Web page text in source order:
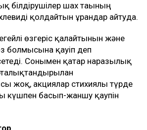
білдірушілер шах тағының
қолдайтын ұрандар айтуда.
өзгеріс қалайтынын және
болмысына қауіп деп
Сонымен қатар наразылық
жоқ, акциялар стихиялы түрде
күшпен басып-жаншу қаупін